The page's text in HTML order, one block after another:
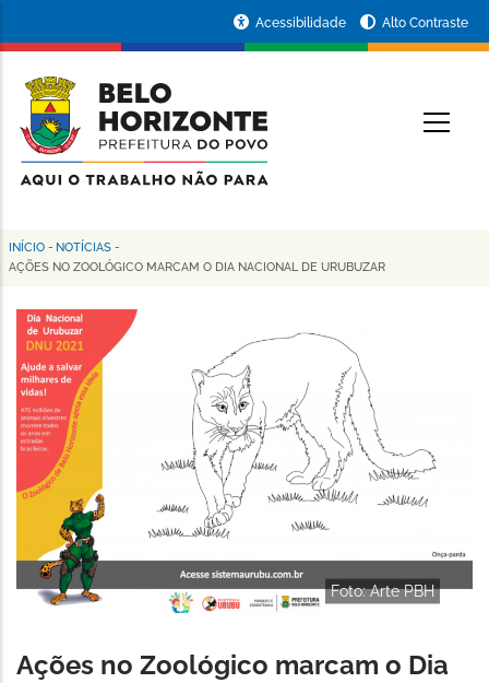
conteúdo
principal
da
Prefeitura
de
Horizonte
Acessibilidade Alto Contraste
Trilha
navegação
INÍCIO - NOTÍCIAS -
AÇÕES NO ZOOLÓGICO MARCAM O DIA NACIONAL DE URUBUZAR
Foto: Arte PBH
Ações no Zoológico marcam o Dia